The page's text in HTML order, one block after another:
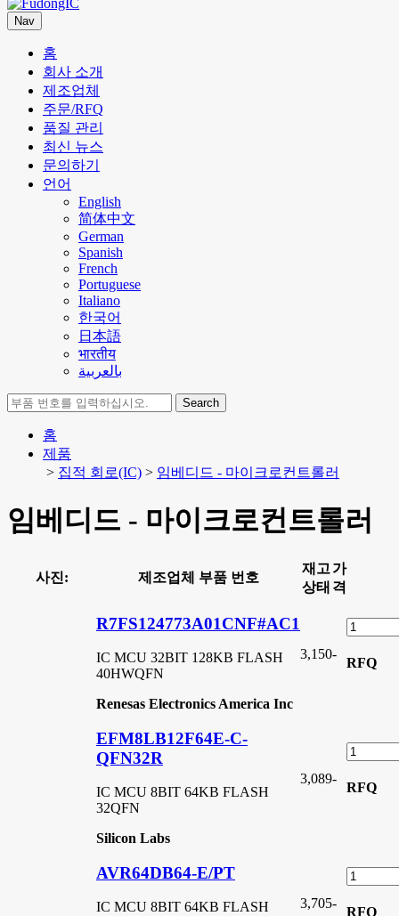
Nav
홈
회사 소개
제조업체
주문/RFQ
품질 관리
최신 뉴스
문의하기
언어
English
简体中文
German
Spanish
French
Portuguese
Italiano
한국어
日本語
भारतीय
بالعربية
Search
홈
제품
> 집적 회로(IC) > 임베디드 - 마이크로컨트롤러
임베디드 - 마이크로컨트롤러
사진: 제조업체 부품 번호
재고
상태
가
격
R7FS124773A01CNF#AC1
IC MCU 32BIT 128KB FLASH
40HWQFN
Renesas Electronics America Inc
3,150-
RFQ
EFM8LB12F64E-C-
QFN32R
IC MCU 8BIT 64KB FLASH
32QFN
Silicon Labs
3,089-
RFQ
AVR64DB64-E/PT
IC MCU 8BIT 64KB FLASH
3,705-
RFQ